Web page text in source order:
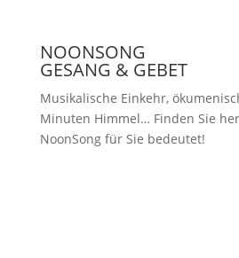
NOONSONG
GESANG & GEBET
Musikalische Einkehr,
Minuten Himmel… Finden Sie
NoonSong für Sie bedeutet!